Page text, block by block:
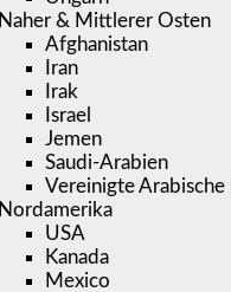
Naher & Mittlerer Osten
Afghanistan
Iran
Irak
Israel
Jemen
Saudi-Arabien
Vereinigte Arabische
Nordamerika
USA
Kanada
Mexico